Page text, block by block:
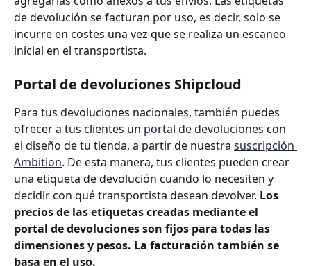
de devolución se facturan por uso, es decir, solo se
incurre en costes una vez que se realiza un escaneo
inicial en el transportista.
Portal de devoluciones Shipcloud
Para tus devoluciones nacionales, también puedes
ofrecer a tus clientes un portal de devoluciones con
el diseño de tu tienda, a partir de nuestra suscripción
Ambition. De esta manera, tus clientes pueden crear
una etiqueta de devolución cuando lo necesiten y
decidir con qué transportista desean devolver. Los
precios de las etiquetas creadas mediante el
portal de devoluciones son fijos para todas las
dimensiones y pesos. La facturación también se
basa en el uso.